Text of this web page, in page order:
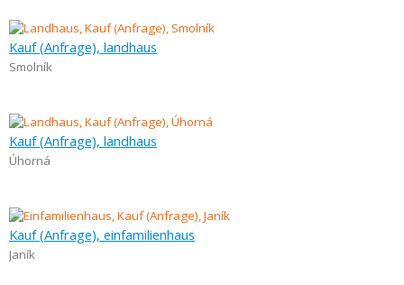
Kauf (Anfrage), landhaus
Smolník
Kauf (Anfrage), landhaus
Úhorná
Kauf (Anfrage), einfamilienhaus
Janík